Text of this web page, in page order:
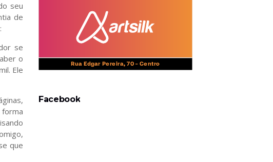
seu
de
se
o
Ele
que
Facebook